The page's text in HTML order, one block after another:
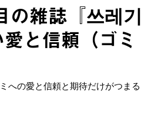
の雑誌『쓰레기
と信頼（ゴミ
への愛と信頼と期待だけがつまる